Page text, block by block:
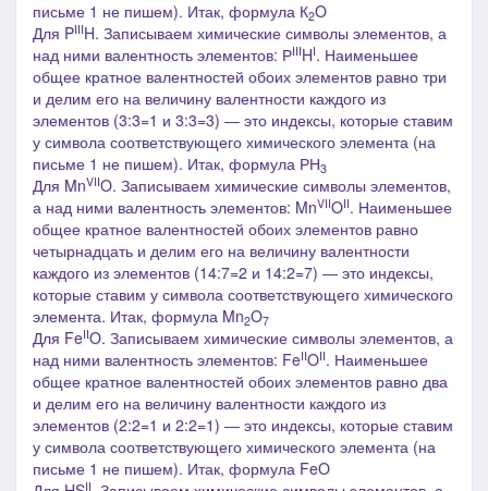
письме 1 не пишем). Итак, формула К2O
Для PIIIH. Записываем химические символы элементов, а
над ними валентность элементов: РIIIHI. Наименьшее
общее кратное валентностей обоих элементов равно три
и делим его на величину валентности каждого из
элементов (3:3=1 и 3:3=3) ― это индексы, которые ставим
у символа соответствующего химического элемента (на
письме 1 не пишем). Итак, формула РН3
Для MnVIIO. Записываем химические символы элементов,
а над ними валентность элементов: MnVIIOII. Наименьшее
общее кратное валентностей обоих элементов равно
четырнадцать и делим его на величину валентности
каждого из элементов (14:7=2 и 14:2=7) ― это индексы,
которые ставим у символа соответствующего химического
элемента. Итак, формула Mn2O7
Для FeIIO. Записываем химические символы элементов, а
над ними валентность элементов: FeIIOII. Наименьшее
общее кратное валентностей обоих элементов равно два
и делим его на величину валентности каждого из
элементов (2:2=1 и 2:2=1) ― это индексы, которые ставим
у символа соответствующего химического элемента (на
письме 1 не пишем). Итак, формула FeO
II